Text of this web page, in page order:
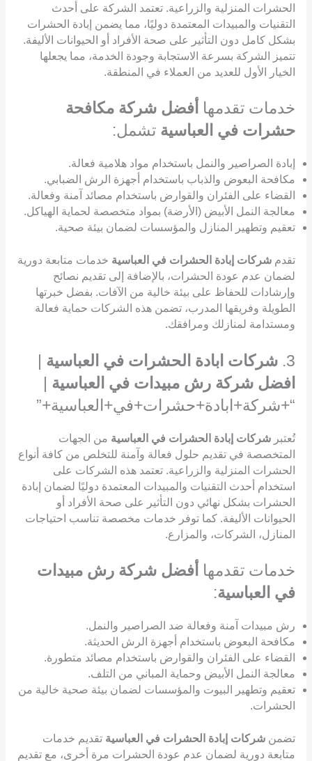
الحشرات المنزلية والزراعية. تعتمد الشركة على أحدث
التقنيات والمبيدات المعتمدة دوليًا، مما يضمن إبادة الحشرات
بشكل كامل دون التأثير على صحة الأفراد أو الحيوانات الأليفة.
تتميز الشركة بسرعة الاستجابة وجودة الخدمة، مما يجعلها
الخيار الأول للعديد من العملاء في المنطقة.
خدمات تقدمها أفضل شركة مكافحة
حشرات في العباسية تشمل:
إبادة الصراصير والنمل باستخدام مواد هلامية فعالة.
مكافحة البعوض والذباب باستخدام أجهزة الرش الضبابي.
القضاء على الفئران والقوارض باستخدام مصائد آمنة وفعالة.
معالجة النمل الأبيض (الأرضة) بمواد متخصصة لحماية الهياكل.
تعقيم وتطهير المنازل والمؤسسات لضمان بيئة صحية.
تقدم شركات إبادة الحشرات في العباسية خدمات متابعة دورية
لضمان عدم عودة الحشرات، بالإضافة إلى تقديم نصائح
وإرشادات للحفاظ على بيئة خالية من الآفات. بفضل خبرتها
الطويلة وفريقها المدرب، تضمن هذه الشركات حماية فعالة
ومستدامة لمنازلك ومرافقك.
3. شركات ابادة الحشرات في العباسية |
افضل شركة رش مبيدات في العباسية |
“+شركة+ابادة+حشرات+في+العباسية+”
تُعتبر شركات إبادة الحشرات في العباسية من الجهات
المتخصصة في تقديم حلول فعالة وآمنة للتخلص من كافة أنواع
الحشرات المنزلية والزراعية. تعتمد هذه الشركات على
استخدام أحدث التقنيات والمبيدات المعتمدة دوليًا لضمان إبادة
الحشرات بشكل نهائي دون التأثير على صحة الأفراد أو
الحيوانات الأليفة. كما توفر خدمات مخصصة تناسب احتياجات
المنازل، الشركات، والمزارع.
خدمات تقدمها أفضل شركة رش مبيدات
في العباسية:
رش مبيدات آمنة وفعالة ضد الصراصير والنمل.
مكافحة البعوض باستخدام أجهزة الرش الحديثة.
القضاء على الفئران والقوارض باستخدام مصائد متطورة.
معالجة النمل الأبيض وحماية المباني من التلف.
تعقيم وتطهير البيوت والمؤسسات لضمان بيئة صحية خالية من
الحشرات.
تضمن شركات إبادة الحشرات في العباسية تقديم خدمات
متابعة دورية لضمان عدم عودة الحشرات مرة أخرى، مع تقديم